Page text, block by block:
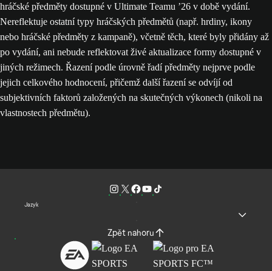
hráčské předměty dostupné v Ultimate Teamu ’26 v době vydání.
Nereflektuje ostatní typy hráčských předmětů (např. hrdiny, ikony
nebo hráčské předměty z kampaně), včetně těch, které byly přidány až
po vydání, ani nebude reflektovat živé aktualizace formy dostupné v
jiných režimech. Řazení podle úrovně řadí předměty nejprve podle
jejich celkového hodnocení, přičemž další řazení se odvíjí od
subjektivních faktorů založených na skutečných výkonech (nikoli na
vlastnostech předmětu).
Jazyk
Zpět nahoru